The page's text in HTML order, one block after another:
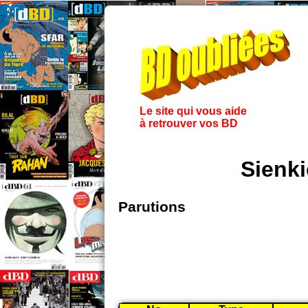
Le site qui vous aide
à retrouver vos BD
Parutions